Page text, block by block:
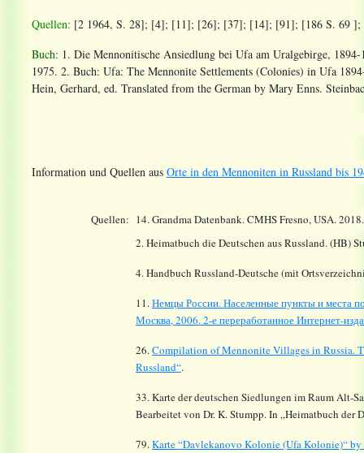
Quellen: [2 1964, S. 28]; [4]; [11]; [26]; [37]; [14]; [91]; [186 S. 69 ];
Buch: 1. Die Mennonitische Ansiedlung bei Ufa am Uralgebirge,
1975. 2. Buch: Ufa: The Mennonite Settlements (Colonies) in Ufa
Hein, Gerhard, ed. Translated from the German by Mary Enns.
Information und Quellen aus Orte in den Mennoniten in Russland bis
Quellen: 14.Grandma Datenbank. CMHS Fresno, USA.
2. Heimatbuch die Deutschen aus Russland. (HB)
4. Handbuch Russland-Deutsche (mit
11.Немцы России. Населенные пункты и места
Москва, 2006. 2-е переработанное Интернет-
26.Compilation of Mennonite Villages in Russia.
Russland“.
33. Karte der deutschen Siedlungen im Raum Alt-
Bearbeitet von Dr. K. Stumpp. In „Heimatbuch der
79.Karte “Davlekanovo Kolonie (Ufa Kolonie)“ by